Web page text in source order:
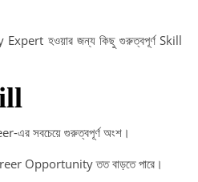
হওয়ার জন্য কিছু গুরুত্বপূর্ণ Skill
সবচেয়ে গুরুত্বপূর্ণ অংশ।
Opportunity তত বাড়তে পারে।